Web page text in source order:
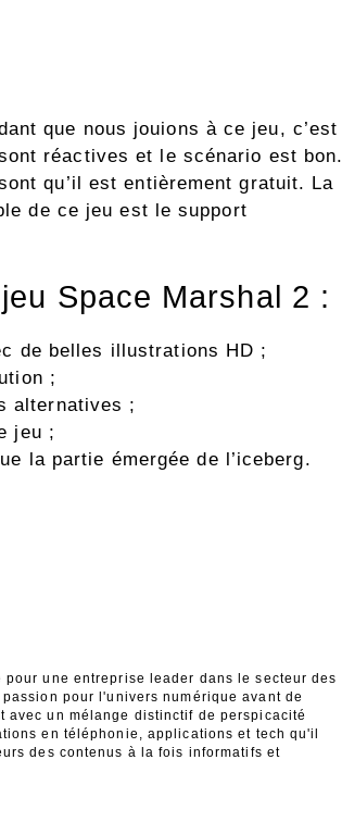
que nous jouions à ce jeu, c’est
réactives et le scénario est bon.
qu’il est entièrement gratuit. La
de ce jeu est le support
Space Marshal 2 :
de belles illustrations HD ;
;
alternatives ;
jeu ;
la partie émergée de l’iceberg.
une entreprise leader dans le secteur des
pour l'univers numérique avant de
avec un mélange distinctif de perspicacité
en téléphonie, applications et tech qu'il
des contenus à la fois informatifs et